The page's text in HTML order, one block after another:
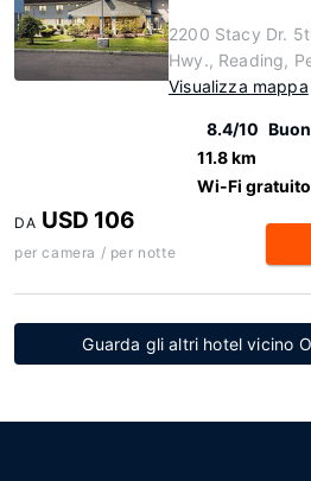
2200 Stacy Dr.
Hwy., Reading,
Visualizza mappa
8.4/10
11.8 km
Wi-Fi gratuito
DA USD 106
per camera / per notte
Guarda gli altri hotel vicino